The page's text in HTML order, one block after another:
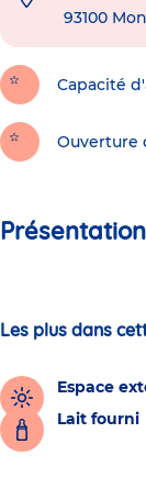
93100
Capacité
Ouverture
Les plus dans
Espace
Lait fourni